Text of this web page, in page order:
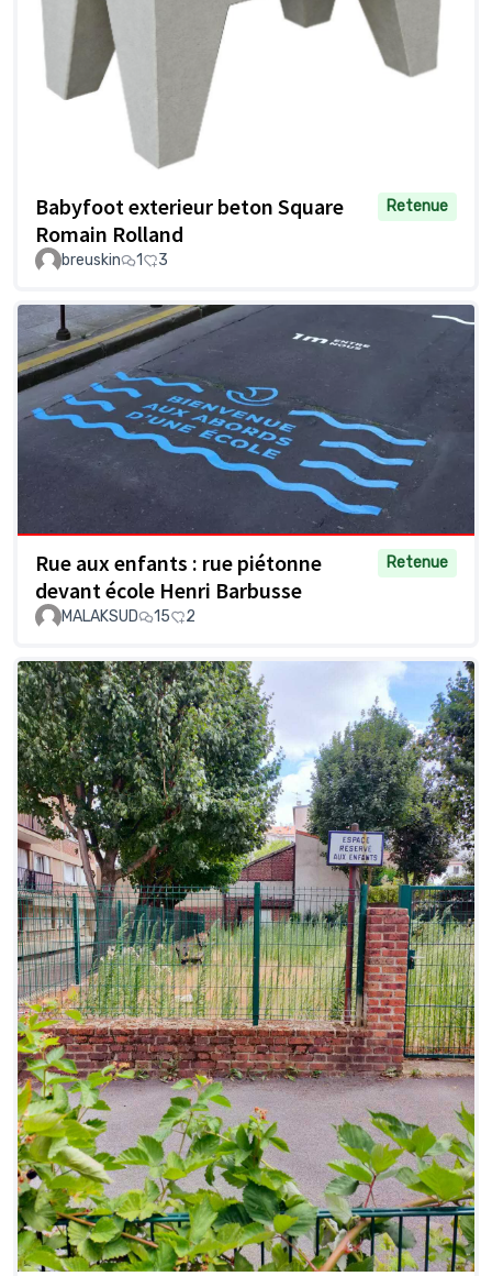
Babyfoot exterieur beton Square
Romain Rolland
Retenue
breuskin 1 3
Rue aux enfants : rue piétonne
devant école Henri Barbusse
Retenue
MALAKSUD 15 2